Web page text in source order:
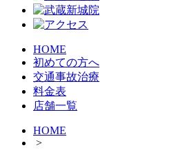
HOME
初めての方へ
交通事故治療
料金表
店舗一覧
HOME
>